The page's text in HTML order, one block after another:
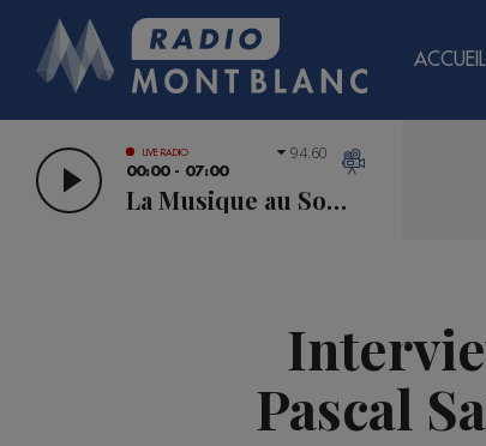
ACCUEIL
LIVE RADIO
00:00 - 07:00
La Musique au Sommet
94.60
Pascal